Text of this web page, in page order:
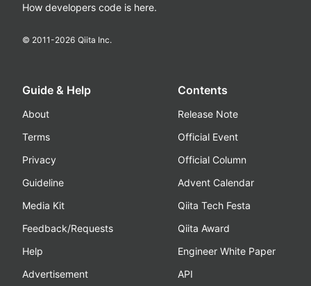
How developers code is here.
© 2011-2026 Qiita Inc.
Guide & Help
About
Terms
Privacy
Guideline
Media Kit
Feedback/Requests
Help
Advertisement
Contents
Release Note
Official Event
Official Column
Advent Calendar
Qiita Tech Festa
Qiita Award
Engineer White Paper
API